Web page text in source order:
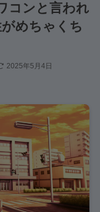
コンと言われ
めちゃくち
2025年5月4日